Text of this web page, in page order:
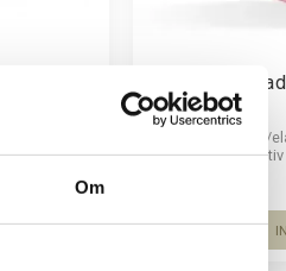
Om
Mössa i bomull/
med ett siluettmotiv